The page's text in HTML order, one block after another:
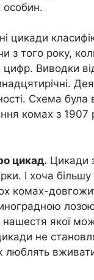
особин.
цикади
з того року,
Виводки
Схема
комах з 1907
цикад. Цикади
І хоча
комах-
якої
не
вживати